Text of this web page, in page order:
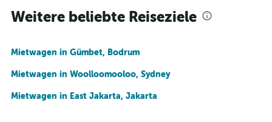
Weitere beliebte Reiseziele
Mietwagen in Gümbet, Bodrum
Mietwagen in Woolloomooloo, Sydney
Mietwagen in East Jakarta, Jakarta